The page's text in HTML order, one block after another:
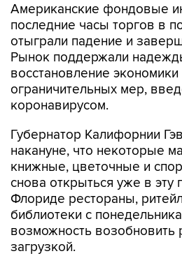
Американские фондовые
последние часы торгов в
отыграли падение и
Рынок поддержали
восстановление экономики
ограничительных мер,
коронавирусом.
Губернатор Калифорнии
накануне, что некоторые
книжные, цветочные и
снова открыться уже в эту
Флориде рестораны,
библиотеки с
возможность возобновить
загрузкой.